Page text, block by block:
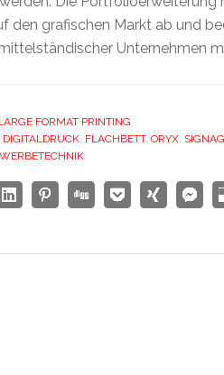
den grafischen Markt ab und
Unternehmen
FORMAT PRINTING
DIGITALDRUCK, FLACHBETT, ORYX,
WERBETECHNIK